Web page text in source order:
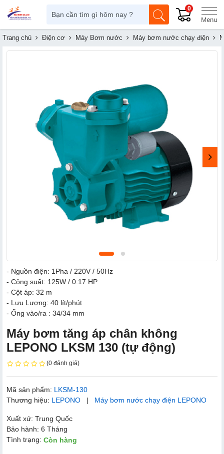
0
Trang chủ Điện cơ Máy Bơm nước Máy bơm nước chạy điện
- Nguồn điện: 1Pha / 220V / 50Hz
- Công suất: 125W / 0.17 HP
- Cột áp: 32 m
- Lưu Lượng: 40 lít/phút
- Ống vào/ra : 34/34 mm
Máy bơm tăng áp chân không
LEPONO LKSM 130 (tự động)
(0 đánh giá)
Mã sản phẩm: LKSM-130
Thương hiệu: LEPONO | Máy bơm nước chạy điện LEPONO
Xuất xứ: Trung Quốc
Bảo hành: 6 Tháng
Tình trạng: Còn hàng